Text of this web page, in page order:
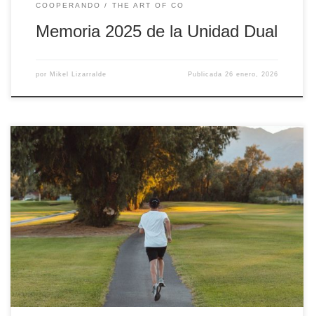
COOPERANDO THE ART OF CO
Memoria 2025 de la Unidad Dual
por Mikel Lizarralde Publicada 26 enero, 2026
Desde la Escuela para la Facilitación Dual tenemos definidas
cuáles son las competencias que debe tener un buen facilitador
dual y tenemos diseñado un itinerario de entrenamientos
específico para este rol: Este itinerario formativo es exclusivo para
el eCOsistema dual de la Universidad de Deusto y ofrecerá las
siguientes sesiones […]